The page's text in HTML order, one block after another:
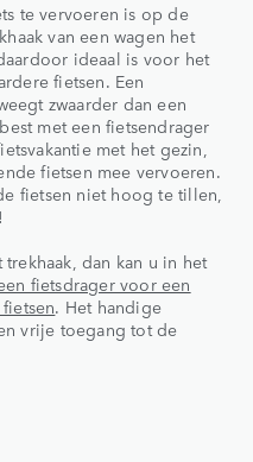
te vervoeren is op de
van een wagen het
ideaal is voor het
fietsen. Een
zwaarder dan een
met een fietsendrager
met het gezin,
fietsen mee vervoeren.
fietsen niet hoog te tillen,
trekhaak, dan kan u in het
fietsdrager voor een
. Het handige
vrije toegang tot de